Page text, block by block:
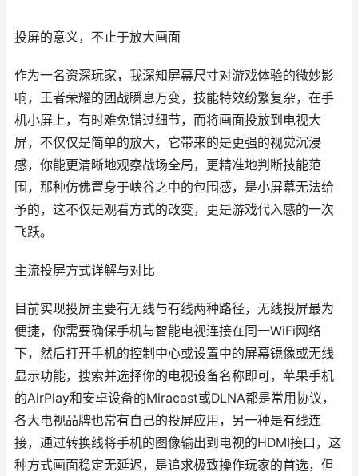
投屏的意义，不止于放大画面
作为一名资深玩家，我深知屏幕尺寸对游戏体验的微妙影
响，王者荣耀的团战瞬息万变，技能特效纷繁复杂，在手
机小屏上，有时难免错过细节，而将画面投放到电视大
屏，不仅仅是简单的放大，它带来的是更强的视觉沉浸
感，你能更清晰地观察战场全局，更精准地判断技能范
围，那种仿佛置身于峡谷之中的包围感，是小屏幕无法给
予的，这不仅是观看方式的改变，更是游戏代入感的一次
飞跃。
主流投屏方式详解与对比
目前实现投屏主要有无线与有线两种路径，无线投屏最为
便捷，你需要确保手机与智能电视连接在同一WiFi网络
下，然后打开手机的控制中心或设置中的屏幕镜像或无线
显示功能，搜索并选择你的电视设备名称即可，苹果手机
的AirPlay和安卓设备的Miracast或DLNA都是常用协议，
各大电视品牌也常有自己的投屏应用，另一种是有线连
接，通过转换线将手机的图像输出到电视的HDMI接口，这
种方式画面稳定无延迟，是追求极致操作玩家的首选，但